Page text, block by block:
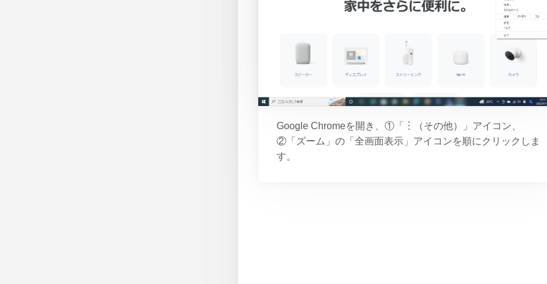
Google Chromeを開き、①「︙（その他）」アイコン、
②「ズーム」の「全画面表示」アイコンを順にクリックしま
す。